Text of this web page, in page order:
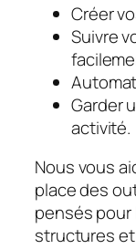
Créer
Suivre
Garder
activité.
Nous vous
place des
pensés
structures